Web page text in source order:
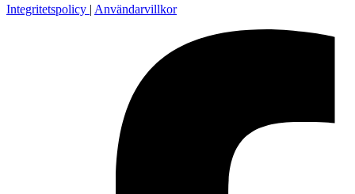
Integritetspolicy | Användarvillkor